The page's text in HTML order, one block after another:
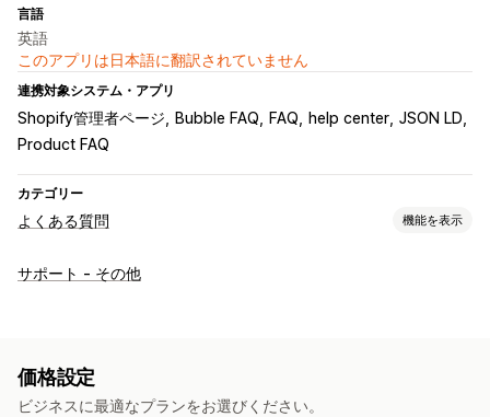
言語
英語
このアプリは日本語に翻訳されていません
連携対象システム・アプリ
Shopify管理者ページ Bubble FAQ FAQ help center JSON LD
Product FAQ
カテゴリー
よくある質問 機能を表示
編集ツール
アコーディオン
コレクションページ よくある質問ページ
サポート - その他
価格設定
ビジネスに最適なプランをお選びください。